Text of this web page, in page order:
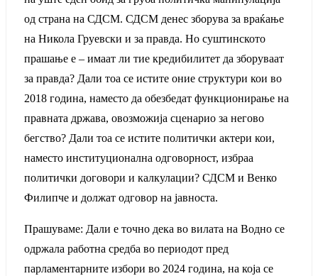
од страна на СДСМ. СДСМ денес зборува за враќање
на Никола Груевски и за правда. Но суштинското
прашање е – имаат ли тие кредибилитет да зборуваат
за правда? Дали тоа се истите оние структури кои во
2018 година, наместо да обезбедат функционирање на
правната држава, овозможија сценарио за негово
бегство? Дали тоа се истите политички актери кои,
наместо институционална одговорност, избраа
политички договори и калкулации? СДСМ и Венко
Филипче и должат одговор на јавноста.
Прашуваме: Дали е точно дека во вилата на Водно се
одржала работна средба во периодот пред
парламентарните избори во 2024 година, на која се